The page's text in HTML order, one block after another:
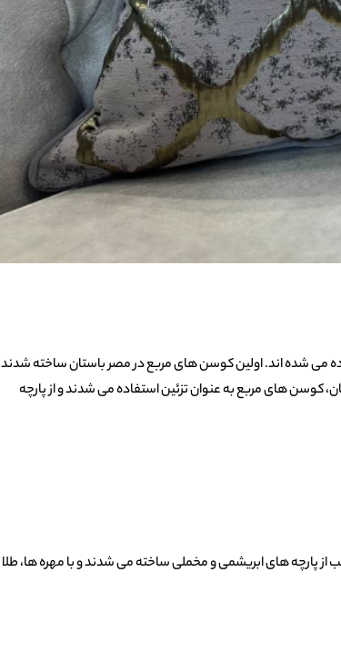
می شده اند. اولین کوسن های مربع در مصر باستان ساخته شدند
کوسن های مربع به عنوان تزئین استفاده می شدند و از پارچه
پارچه های ابریشمی و مخملی ساخته می شدند و با مهره ها، طلا